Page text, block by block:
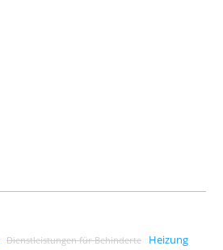
Dienstleistungen für Behinderte
Heizung